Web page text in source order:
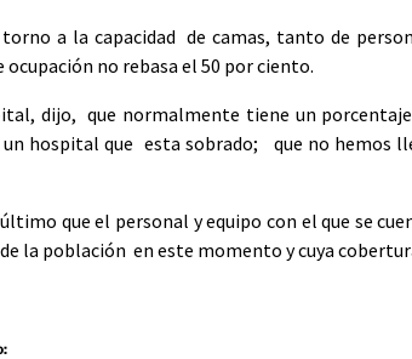
a la capacidad de camas, tanto de
ocupación no rebasa el 50 por ciento.
dijo, que normalmente tiene un
un hospital que esta sobrado; que no hemos
que el personal y equipo con el que se
la población en este momento y cuya